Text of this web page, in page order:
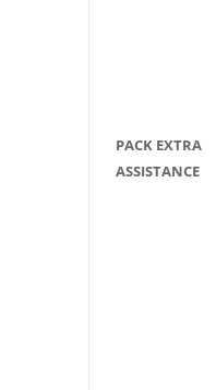
PACK EXTRA
ASSISTANCE